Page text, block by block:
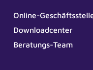
Online-
Downloadcenter
Beratungs-Team